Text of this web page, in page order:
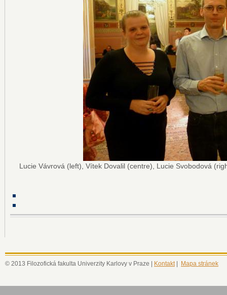
Lucie Vávrová (left), Vítek Dovalil (centre), Lucie Svobodová
© 2013 Filozofická fakulta Univerzity Karlovy v Praze | Kontakt| Mapa stránek